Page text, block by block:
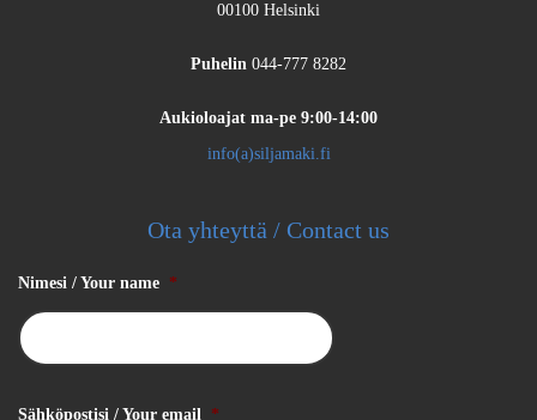
00100 Helsinki
Puhelin 044-777 8282
Aukioloajat ma-pe 9:00-14:00
info(a)siljamaki.fi
Ota yhteyttä / Contact us
Nimesi / Your name *
Sähköpostisi / Your email *